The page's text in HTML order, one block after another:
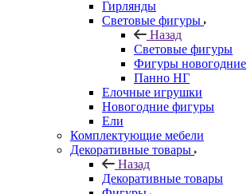
Гирлянды
Световые фигуры
Назад
Световые фигуры
Фигуры новогодние
Панно НГ
Елочные игрушки
Новогодние фигуры
Ели
Комплектующие мебели
Декоративные товары
Назад
Декоративные товары